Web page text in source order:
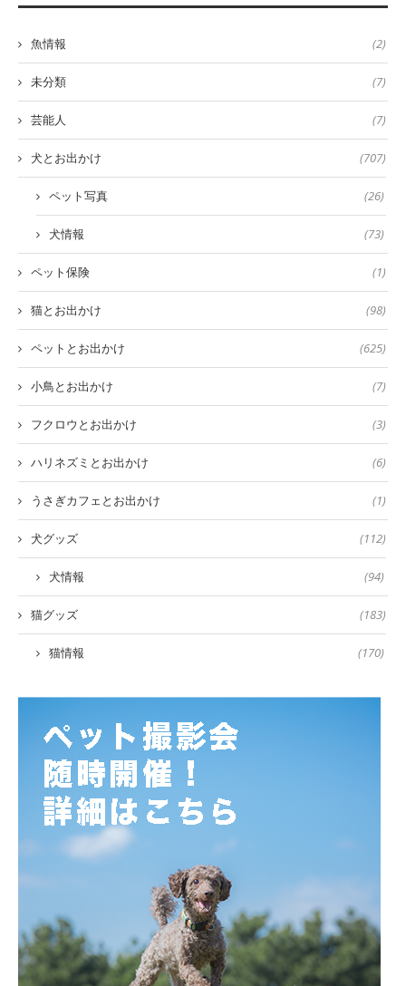
魚情報 (2)
未分類 (7)
芸能人 (7)
犬とお出かけ (707)
ペット写真 (26)
犬情報 (73)
ペット保険 (1)
猫とお出かけ (98)
ペットとお出かけ (625)
小鳥とお出かけ (7)
フクロウとお出かけ (3)
ハリネズミとお出かけ (6)
うさぎカフェとお出かけ (1)
犬グッズ (112)
犬情報 (94)
猫グッズ (183)
猫情報 (170)